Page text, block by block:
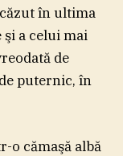
în ultima
a celui mai
de
puternic, în
o cămaşă albă